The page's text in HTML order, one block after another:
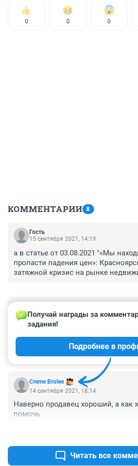
0 0 0
КОММЕНТАРИИ 8
Гость
15 сентября 2021, 14:19
а в статье от 03.08.2021 "«Мы
пропасти падения цен»:
затяжной кризис на рынке
14 сентября 2021, 19:21
Они им в новостройках
таких нет.А если в новостройках,
которые взяли в ипотеку, а тут
подъезде.
Creme Brulee
Получай награды за
задания!
Подробнее в
14 сентября 2021, 18:14
Наверно продавец хороший, а
помочь
Читать все